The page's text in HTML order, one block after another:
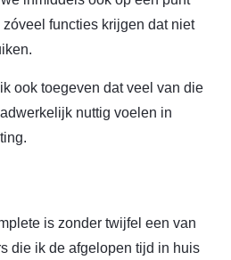
functies krijgen dat niet
ook toegeven dat veel van die
nuttig voelen in
is zonder twijfel een van
die ik de afgelopen tijd in huis